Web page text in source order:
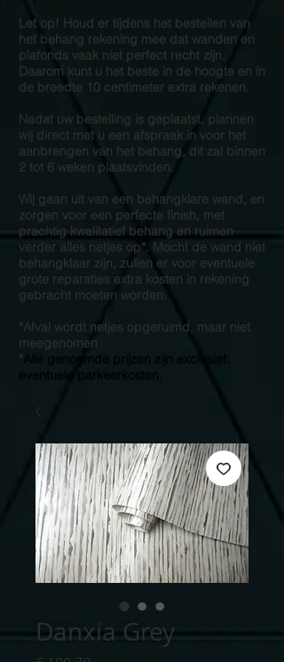
Let op! Houd er tijdens het bestellen van
het behang rekening mee dat wanden en
plafonds vaak niet perfect recht zijn.
Daarom kunt u het beste in de hoogte en in
de breedte 10 centimeter extra rekenen.
Nadat uw bestelling is geplaatst, plannen
wij direct met u een afspraak in voor het
aanbrengen van het behang, dit zal binnen
2 tot 6 weken plaatsvinden.
Wij gaan uit van een behangklare wand, en
zorgen voor een perfecte finish, met
prachtig kwalitatief behang en ruimen
verder alles netjes op*. Mocht de wand niet
behangklaar zijn, zullen er voor eventuele
grote reparaties extra kosten in rekening
gebracht moeten worden.
*Afval wordt netjes opgeruimd, maar niet
meegenomen
* Alle genoemde prijzen zijn exclusief:
Danxia Grey